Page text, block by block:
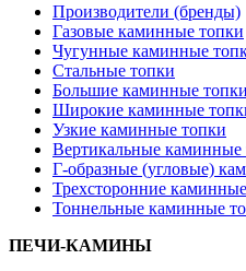
Производители (бренды)
Газовые каминные топки
Чугунные каминные
Стальные топки
Большие каминные топки
Широкие каминные
Узкие каминные топки
Вертикальные каминные
Г-образные (угловые)
Трехсторонние
Тоннельные каминные
ПЕЧИ-КАМИНЫ